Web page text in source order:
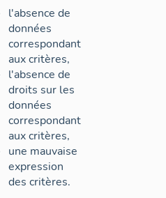
l'absence de
données
correspondant
aux critères,
l'absence de
droits sur les
données
correspondant
aux critères,
une mauvaise
expression
des critères.